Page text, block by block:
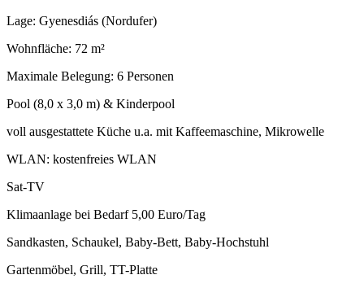
Lage: Gyenesdiás (Nordufer)
Wohnfläche: 72 m²
Maximale Belegung: 6 Personen
Pool (8,0 x 3,0 m) & Kinderpool
voll ausgestattete Küche u.a. mit Kaffeemaschine, Mikrowelle
WLAN: kostenfreies WLAN
Sat-TV
Klimaanlage bei Bedarf 5,00 Euro/Tag
Sandkasten, Schaukel, Baby-Bett, Baby-Hochstuhl
Gartenmöbel, Grill, TT-Platte